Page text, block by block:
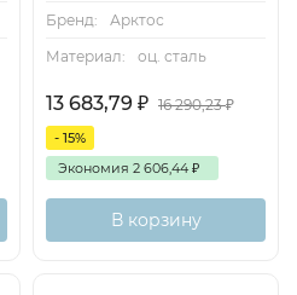
Бренд:
Арктос
Материал:
оц. сталь
13 683,79 ₽ 16 290,23₽
- 15%
Экономия 2 606,44 ₽
В корзину